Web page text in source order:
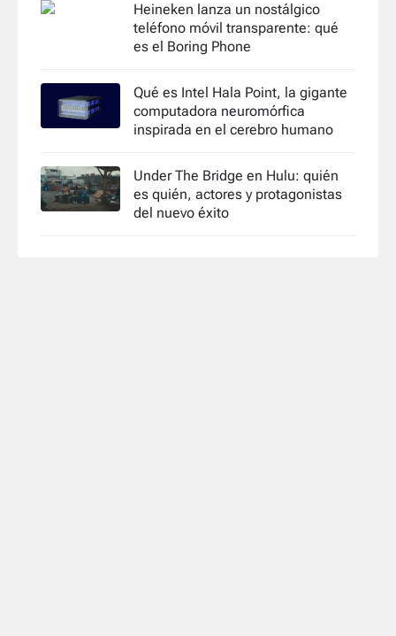
Heineken lanza un nostálgico
teléfono móvil transparente: qué
es el Boring Phone
Qué es Intel Hala Point, la gigante
computadora neuromórfica
inspirada en el cerebro humano
Under The Bridge en Hulu: quién
es quién, actores y protagonistas
del nuevo éxito